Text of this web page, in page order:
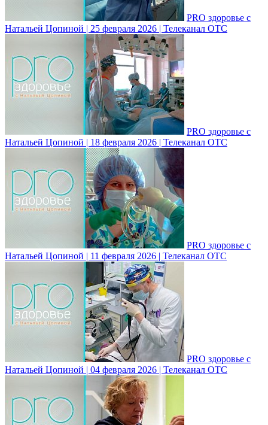
PRO здоровье с
Натальей Цопиной | 25 февраля 2026 | Телеканал ОТС
PRO здоровье с
Натальей Цопиной | 18 февраля 2026 | Телеканал ОТС
PRO здоровье с
Натальей Цопиной | 11 февраля 2026 | Телеканал ОТС
PRO здоровье с
Натальей Цопиной | 04 февраля 2026 | Телеканал ОТС